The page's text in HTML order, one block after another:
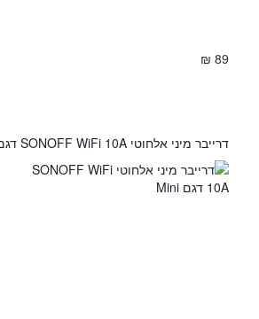
89 ₪
דרייבר מיני אלחוטי SONOFF WiFi 10A דגם Mini